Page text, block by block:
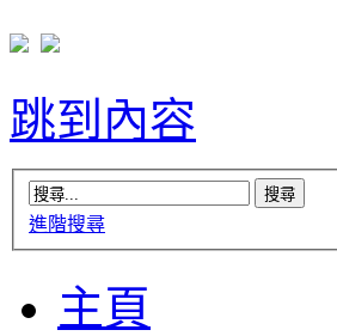
跳到內容
進階搜尋
主頁